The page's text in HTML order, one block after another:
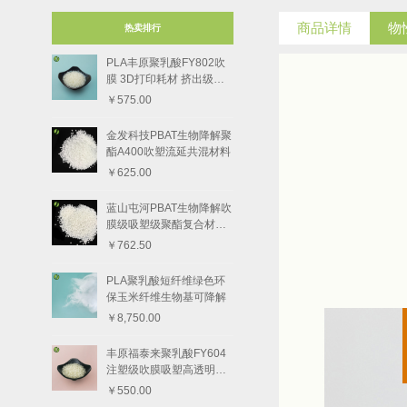
热卖排行
PLA丰原聚乳酸FY802吹
膜 3D打印耗材 挤出级树
脂颗粒
￥575.00
金发科技PBAT生物降解聚
酯A400吹塑流延共混材料
￥625.00
蓝山屯河PBAT生物降解吹
膜级吸塑级聚酯复合材料8
801-1
￥762.50
PLA聚乳酸短纤维绿色环
保玉米纤维生物基可降解
￥8,750.00
丰原福泰来聚乳酸FY604
注塑级吹膜吸塑高透明度
树脂颗粒
￥550.00
商品详情 物